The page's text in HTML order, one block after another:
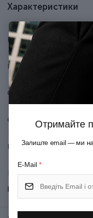
Гладка різальна крайка
Шорстке руків'я із
Можна мити в
Довжина клинка - 17 см.
Блістерна упаковка.
Характеристики
Бренд
Країна походження
Серія
Спеціалізація
Вид леза
Матеріал руків'я/накладок
Матеріал леза
Показати всі
Отримайте
Залиште email — ми
E-Mail *